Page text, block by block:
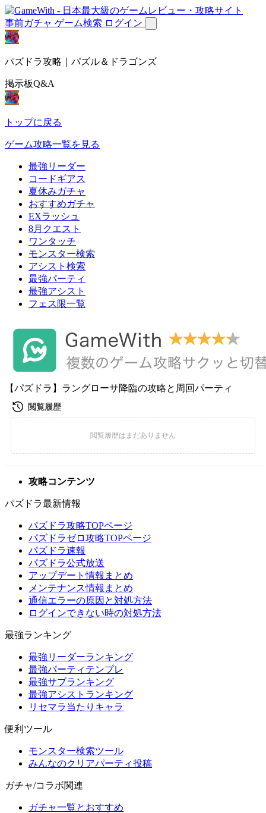
事前ガチャ ゲーム検索 ログイン
パズドラ攻略｜パズル＆ドラゴンズ
掲示板Q&A
トップに戻る
ゲーム攻略一覧を見る
最強リーダー
コードギアス
夏休みガチャ
おすすめガチャ
EXラッシュ
8月クエスト
ワンタッチ
モンスター検索
アシスト検索
最強パーティ
最強アシスト
フェス限一覧
【パズドラ】ラングローサ降臨の攻略と周回パーティ
攻略コンテンツ
パズドラ最新情報
パズドラ攻略TOPページ
パズドラゼロ攻略TOPページ
パズドラ速報
パズドラ公式放送
アップデート情報まとめ
メンテナンス情報まとめ
通信エラーの原因と対処方法
ログインできない時の対処方法
最強ランキング
最強リーダーランキング
最強パーティテンプレ
最強サブランキング
最強アシストランキング
リセマラ当たりキャラ
便利ツール
モンスター検索ツール
みんなのクリアパーティ投稿
ガチャ/コラボ関連
ガチャ一覧とおすすめ